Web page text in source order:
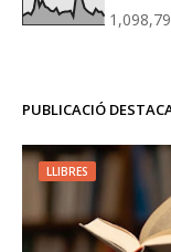
PUBLICACIÓ
LLIBRES